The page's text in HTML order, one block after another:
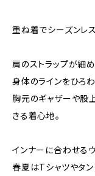
重ね着でシーズンレ
肩のストラップが細
身体のラインをひろわ
胸元のギャザーや股
きる着心地。
インナーに合わせる
春夏はTシャツやタン